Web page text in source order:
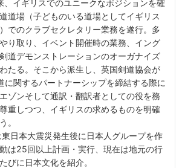
イギリスでのユニークなポジションを確
道場（子どものいる道場としてイギリス
でのクラブセクレタリー業務を遂行。多
り取り、イベント開催時の業務、イング
道デモンストレーションのオーガナイズ
たる。そこから派生し、英国剣道協会が
に関するパートナーシップを締結する際に
ゾンそして通訳・翻訳者としての役を務
重しつつ、イギリスの求めるものを明確
。
日本大震災発生後に日本人グループを作
は25回以上計画・実行、現在は地元の行
びに日本文化を紹介。